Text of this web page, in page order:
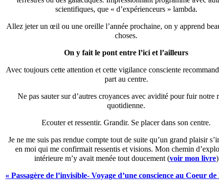
scientifiques, que « d’expérienceurs » lambda.
Allez jeter un œil ou une oreille l’année prochaine, on y apprend
choses.
On y fait le pont entre l’ici et l’ailleurs
Avec toujours cette attention et cette vigilance consciente
part au centre.
Ne pas sauter sur d’autres croyances avec avidité pour fuir notre
quotidienne.
Ecouter et ressentir. Grandir. Se placer dans son centre.
Je ne me suis pas rendue compte tout de suite qu’un grand plaisir
en moi qui me confirmait ressentis et visions. Mon chemin
intérieure m’y avait menée tout doucement (voir mon livre)
« Passagère de l’invisible- Voyage d’une conscience au Coeur